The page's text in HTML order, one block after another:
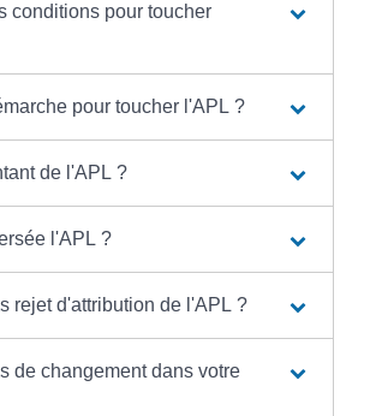
conditions pour toucher
pour toucher l'APL ?
de l'APL ?
l'APL ?
rejet d'attribution de l'APL ?
de changement dans votre